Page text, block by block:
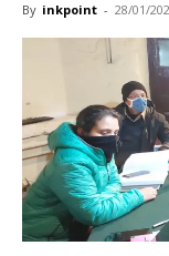
By inkpoint - 28/01/